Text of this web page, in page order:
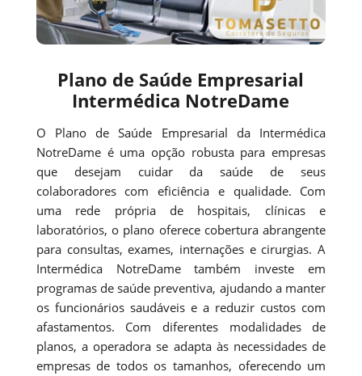
Plano de Saúde Empresarial
Intermédica NotreDame
O Plano de Saúde Empresarial da Intermédica
NotreDame é uma opção robusta para empresas
que desejam cuidar da saúde de seus
colaboradores com eficiência e qualidade. Com
uma rede própria de hospitais, clínicas e
laboratórios, o plano oferece cobertura abrangente
para consultas, exames, internações e cirurgias. A
Intermédica NotreDame também investe em
programas de saúde preventiva, ajudando a manter
os funcionários saudáveis e a reduzir custos com
afastamentos. Com diferentes modalidades de
planos, a operadora se adapta às necessidades de
empresas de todos os tamanhos, oferecendo um